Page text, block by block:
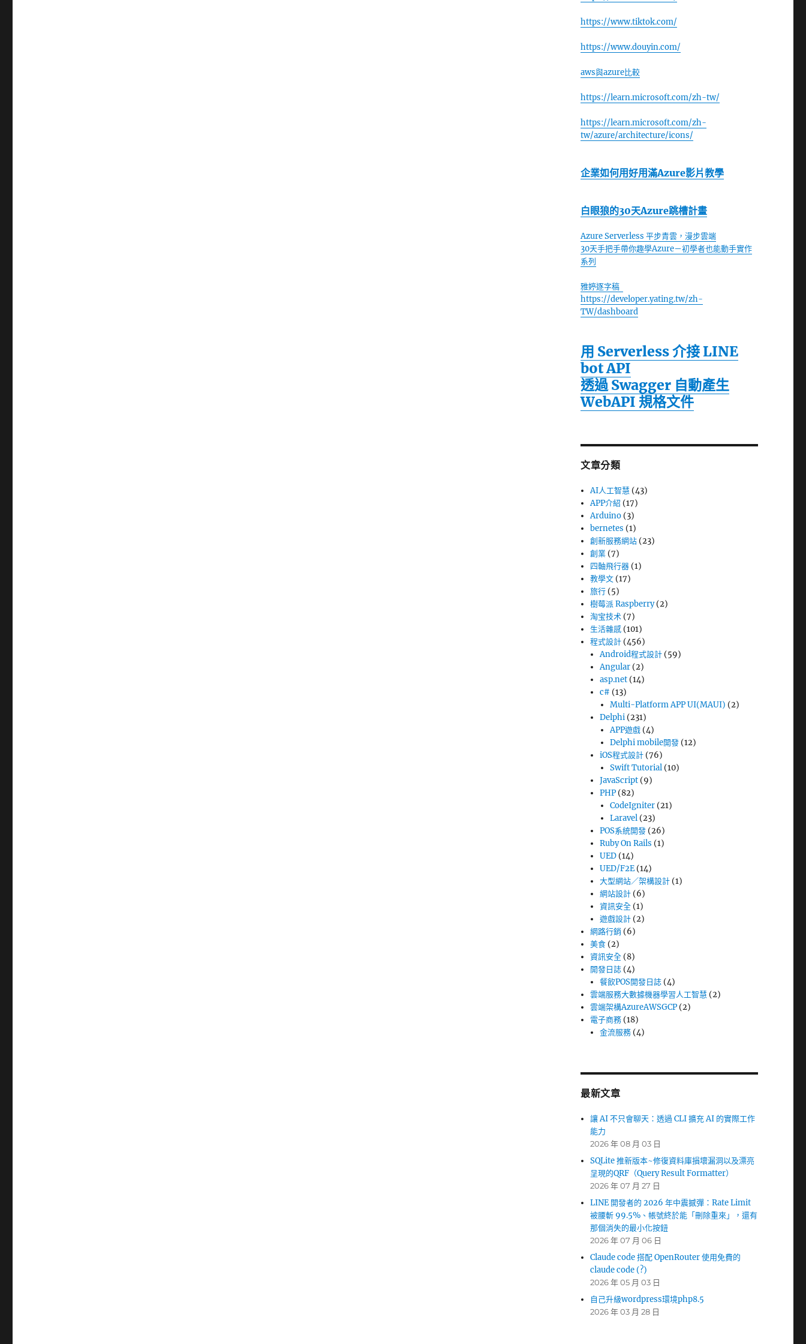
https://www.tiktok.com/
https://www.douyin.com/
aws與azure比較
https://learn.microsoft.com/zh-tw/
https://learn.microsoft.com/zh-
tw/azure/architecture/icons/
企業如何用好用滿Azure影片教學
白眼狼的30天Azure跳槽計畫
Azure Serverless 平步青雲，漫步雲端
30天手把手帶你趣學Azure－初學者也能動手實作
系列
雅婷逐字稿
https://developer.yating.tw/zh-
TW/dashboard
用 Serverless 介接 LINE
bot API
透過 Swagger 自動產生
WebAPI 規格文件
文章分類
AI人工智慧 (43)
APP介紹 (17)
Arduino (3)
bernetes (1)
創新服務網站 (23)
創業 (7)
四軸飛行器 (1)
教學文 (17)
旅行 (5)
樹莓派 Raspberry(2)
淘宝技术 (7)
生活雜感 (101)
程式設計 (456)
Android程式設計 (59)
Angular (2)
asp.net (14)
c# (13)
Multi-Platform APP UI(MAUI) (2)
Delphi (231)
APP遊戲(4)
Delphi mobile開發(12)
iOS程式設計 (76)
Swift Tutorial(10)
JavaScript (9)
PHP (82)
CodeIgniter(21)
Laravel(23)
POS系統開發 (26)
Ruby On Rails (1)
UED (14)
UED/F2E (14)
大型網站／架構設計 (1)
網站設計 (6)
資訊安全 (1)
遊戲設計 (2)
網路行銷 (6)
美食 (2)
資訊安全 (8)
開發日誌 (4)
餐飲POS開發日誌 (4)
雲端服務大數據機器學習人工智慧 (2)
雲端架構AzureAWSGCP (2)
電子商務 (18)
金流服務 (4)
最新文章
讓 AI 不只會聊天：透過 CLI 擴充 AI 的實際工作
能力
2026 年 08 月 03 日
SQLite 推新版本~修復資料庫損壞漏洞以及漂亮
呈現的QRF（Query Result Formatter）
2026 年 07 月 27 日
LINE 開發者的 2026 年中震撼彈：Rate Limit
被腰斬 99.5%、帳號終於能「刪除重來」，還有
那個消失的最小化按鈕
2026 年 07 月 06 日
Claude code 搭配 OpenRouter 使用免費的
claude code (?)
2026 年 05 月 03 日
自己升級wordpress環境php8.5
2026 年 03 月 28 日